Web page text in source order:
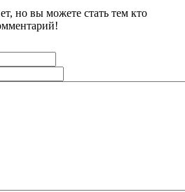
но вы можете стать тем кто